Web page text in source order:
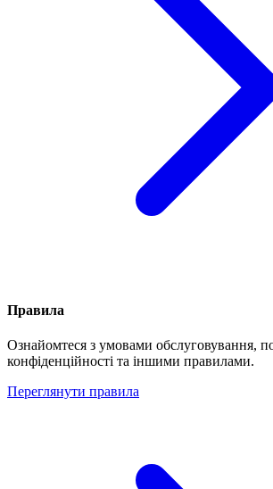
Правила
Ознайомтеся з умовами обслуговування,
конфіденційності та іншими правилами.
Переглянути правила